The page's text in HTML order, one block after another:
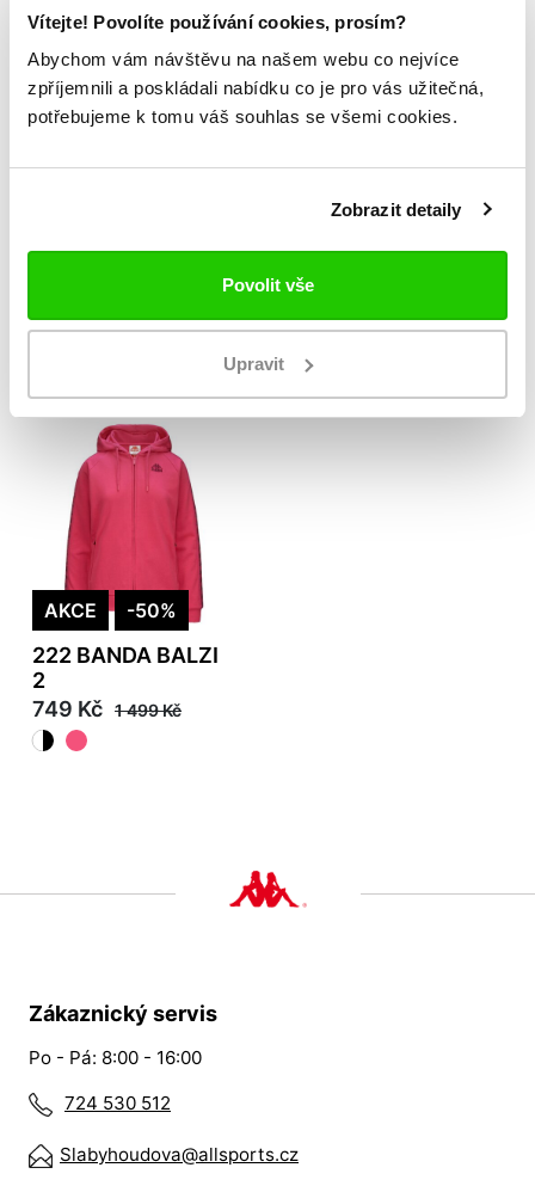
Vítejte! Povolíte používání cookies, prosím?
Abychom vám návštěvu na našem webu co nejvíce
zpříjemnili a poskládali nabídku co je pro vás užitečná,
potřebujeme k tomu váš souhlas se všemi cookies.
Zobrazit detaily
Povolit vše
Upravit
WANNISTON SLIM
2
749 Kč
AKCE -50%
222 BANDA BALZI
2
749 Kč 1 499 Kč
Zákaznický servis
Po - Pá: 8:00 - 16:00
724 530 512
Slabyhoudova@allsports.cz